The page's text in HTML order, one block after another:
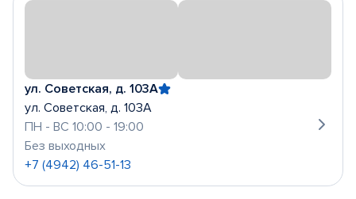
ул. Советская, д. 103А
ул. Советская, д. 103А
ПН - ВС 10:00 - 19:00
Без выходных
+7 (4942) 46-51-13